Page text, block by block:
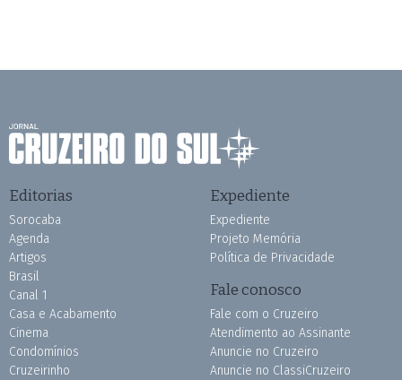
Editorias
Sorocaba
Agenda
Artigos
Brasil
Canal 1
Casa e Acabamento
Cinema
Condomínios
Cruzeirinho
Expediente
Expediente
Projeto Memória
Política de Privacidade
Fale conosco
Fale com o Cruzeiro
Atendimento ao Assinante
Anuncie no Cruzeiro
Anuncie no ClassiCruzeiro